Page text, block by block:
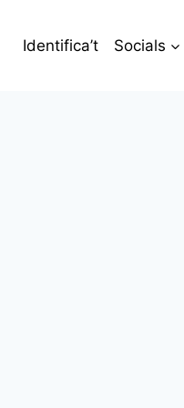
Identifica’t Socials